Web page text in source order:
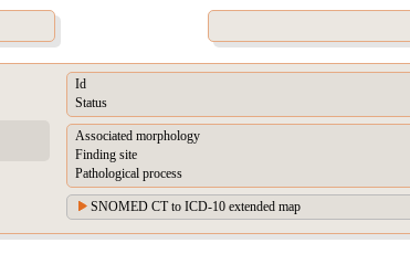
Id
Status
Associated morphology
Finding site
Pathological process
SNOMED CT to ICD-10 extended map